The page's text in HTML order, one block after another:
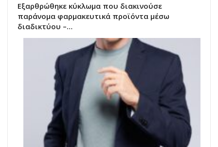
Εξαρθρώθηκε κύκλωμα που διακινούσε
παράνομα φαρμακευτικά προϊόντα μέσω
διαδικτύου –…